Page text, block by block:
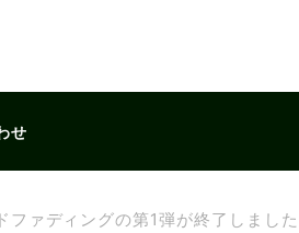
せ
ァディングの第1弾が終了しました